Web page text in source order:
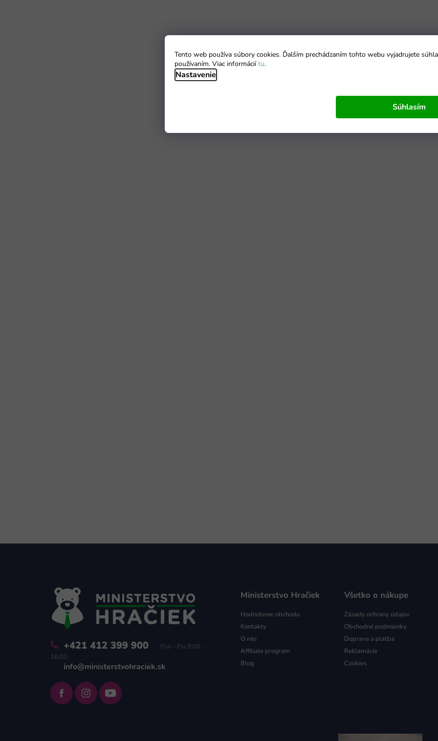
Tento web používa súbory cookies. Ďalším prechádzaním tohto webu vyjadrujete
používaním. Viac informáciítu.
Nastavenie
Súhlasím
+421 412 399 900
Pon - Pia 9:00 -
16:00
info@ministerstvohraciek.sk
Ministerstvo Hračiek
Hodnotenie obchodu
Kontakty
O nás
Affiliate program
Blog
Všetko o nákupe
Zásady ochrany údajov
Obchodné podmienky
Doprava a platba
Reklamácie
Cookies